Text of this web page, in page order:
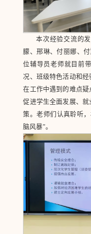
本次经验交流的
朦、邢琳、付丽娜、
位辅导员老师就目前
况、班级特色活动和
在工作中遇到的难点疑
促进学生全面发展、
策。老师们认真聆听
脑风暴”。